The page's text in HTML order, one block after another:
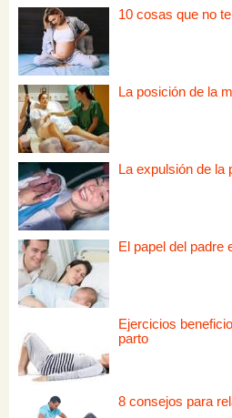
10 cosas que no
La posición de la
La expulsión de la
El papel del padre
Ejercicios
parto
8 consejos para